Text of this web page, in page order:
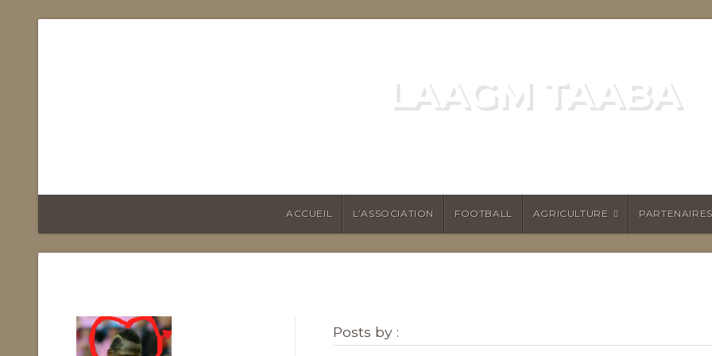
LAAGM TAABA
ACCUEIL L’ASSOCIATION FOOTBALL AGRICULTURE PARTENAIRES
Posts by :